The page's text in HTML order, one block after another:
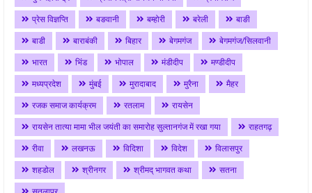
प्रेस विज्ञप्ति
बङवानी बम्होरी बरेली
बाङी
बाडी
बाराबंकी बिहार बेगमगंज
बेगमगंज/सिलवानी
भारत
भिंड भोपाल मंडीदीप
मण्डीदीप
मध्यप्रदेश
मुंबई मुरादाबाद मुरैना
मैहर
रजक समाज कार्यक्रम
रतलाम
रायसेन
रायसेन तात्या मामा भील जयंती का समारोह सुल्तानगंज में रखा गया
राहतगढ़
रीवा
लखनऊ विदिशा विदेश
विलासपुर
शहडोल
श्रीनगर श्रीमद् भागवत कथा
सतना